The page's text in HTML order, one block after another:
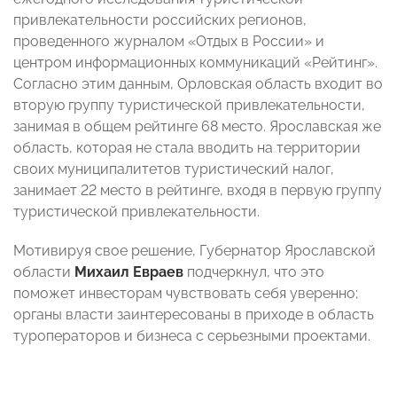
привлекательности российских регионов,
проведенного журналом «Отдых в России» и
центром информационных коммуникаций «Рейтинг».
Согласно этим данным, Орловская область входит во
вторую группу туристической привлекательности,
занимая в общем рейтинге 68 место. Ярославская же
область, которая не стала вводить на территории
своих муниципалитетов туристический налог,
занимает 22 место в рейтинге, входя в первую группу
туристической привлекательности.
Мотивируя свое решение, Губернатор Ярославской
области Михаил Евраев подчеркнул, что это
поможет инвесторам чувствовать себя уверенно;
органы власти заинтересованы в приходе в область
туроператоров и бизнеса с серьезными проектами.